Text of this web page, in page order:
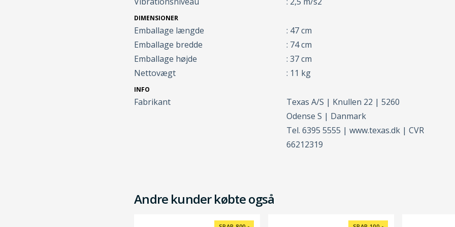
DIMENSIONER
Emballage længde
: 47 cm
Emballage bredde
: 74 cm
Emballage højde
: 37 cm
Nettovægt
: 11 kg
INFO
Fabrikant
Texas A/S | Knullen 22 | 5260
Odense S | Danmark
Tel. 6395 5555 | www.texas.dk | CVR
66212319
Andre kunder købte også